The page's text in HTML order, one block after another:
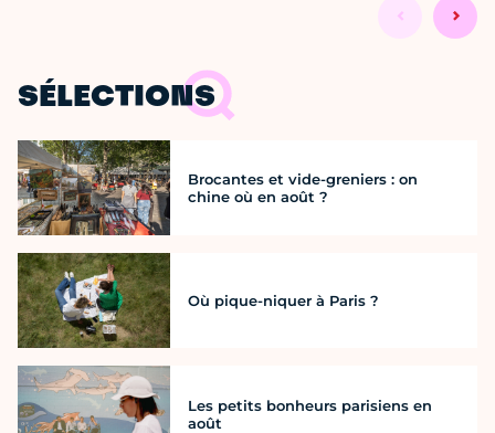
SÉLECTIONS
Brocantes et vide-greniers : on
chine où en août ?
Où pique-niquer à Paris ?
Les petits bonheurs parisiens en
août